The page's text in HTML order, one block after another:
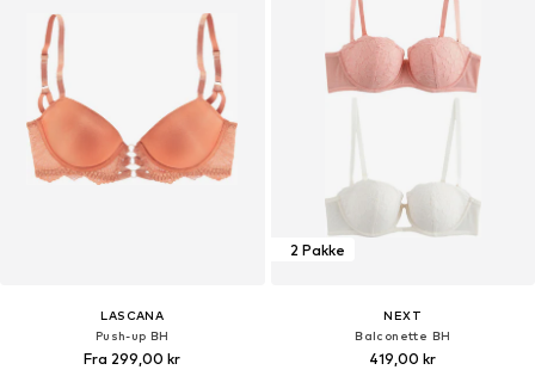
LASCANA
Push-up BH
Fra 299,00 kr
2 Pakke
NEXT
Balconette BH
419,00 kr